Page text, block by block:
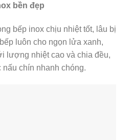
bền đẹp
bếp inox chịu nhiệt tốt, lâu bị
luôn cho ngọn lửa xanh,
lượng nhiệt cao và chia đều,
chín nhanh chóng.